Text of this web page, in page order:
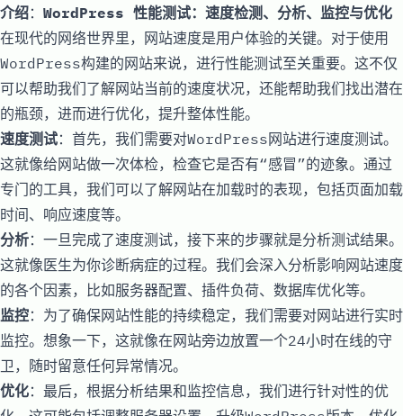
介绍： WordPress 性能测试：速度检测、分析、监控与优化
在现代的网络世界里，网站速度是用户体验的关键。对于使用
WordPress构建的网站来说，进行性能测试至关重要。这不仅
可以帮助我们了解网站当前的速度状况，还能帮助我们找出潜在
的瓶颈，进而进行优化，提升整体性能。
速度测试：首先，我们需要对WordPress网站进行速度测试。
这就像给网站做一次体检，检查它是否有“感冒”的迹象。通过
专门的工具，我们可以了解网站在加载时的表现，包括页面加载
时间、响应速度等。
分析：一旦完成了速度测试，接下来的步骤就是分析测试结果。
这就像医生为你诊断病症的过程。我们会深入分析影响网站速度
的各个因素，比如服务器配置、插件负荷、数据库优化等。
监控：为了确保网站性能的持续稳定，我们需要对网站进行实时
监控。想象一下，这就像在网站旁边放置一个24小时在线的守
卫，随时留意任何异常情况。
优化：最后，根据分析结果和监控信息，我们进行针对性的优